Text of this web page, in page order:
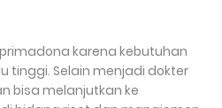
karena kebutuhan
tinggi. Selain menjadi dokter
bisa melanjutkan ke